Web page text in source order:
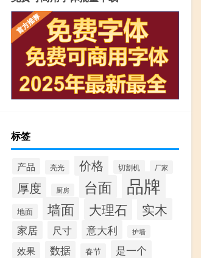
标签
产品 亮光 价格 切割机 厂家
厚度 厨房 台面 品牌
地面 墙面 大理石 实木
家居 尺寸 意大利 护墙
效果 数据 春节 是一个